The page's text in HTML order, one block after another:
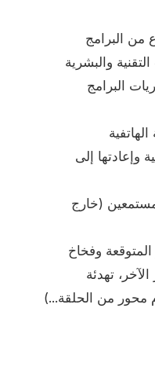
من البرامج
والبشرية
البرامج
وإعادتها إلى
(خارج
وفخاخ
تهدئة
محور من الحلقة...)